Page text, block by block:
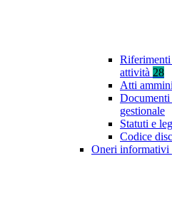
Riferimenti
attività 28
Atti
Documenti
gestionale
Statuti e
Codice
Oneri informativi